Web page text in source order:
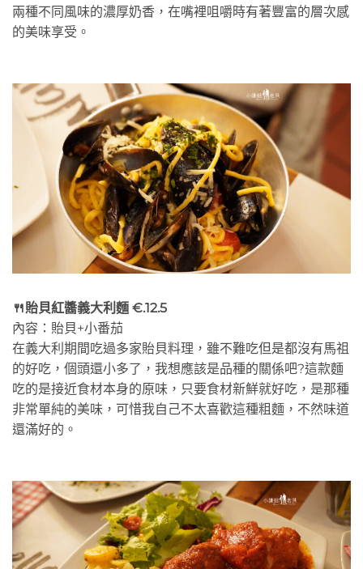
兩種不同風味的濃厚奶香，在嘴裡咀嚼時有著豐富的層次感
的美味享受。
🍴貽貝紅醬義大利麵 €.12.5
內容：貽貝+小番茄
在義大利期間吃過多家貽貝料理，雖不難吃但是都沒有馬祖
的好吃，個頭還小多了，我想應該是品種的關係吧?這款麵
吃的是接近食材本身的原味，只要食材新鮮就好吃，是那種
非常單純的美味，可惜我自己不太喜歡這種粗麵，不然味道
還滿好的。